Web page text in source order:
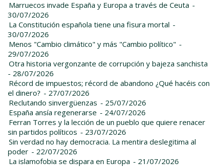
Marruecos invade España y Europa a través de Ceuta -
30/07/2026
La Constitución española tiene una fisura mortal -
30/07/2026
Menos "Cambio climático" y más "Cambio político" -
29/07/2026
Otra historia vergonzante de corrupción y bajeza sanchista
- 28/07/2026
Récord de impuestos; récord de abandono ¿Qué hacéis con
el dinero? - 27/07/2026
Reclutando sinvergüenzas - 25/07/2026
España ansía regenerarse - 24/07/2026
Ferran Torres y la lección de un pueblo que quiere renacer
sin partidos políticos - 23/07/2026
Sin verdad no hay democracia. La mentira deslegitima al
poder - 22/07/2026
La islamofobia se dispara en Europa - 21/07/2026